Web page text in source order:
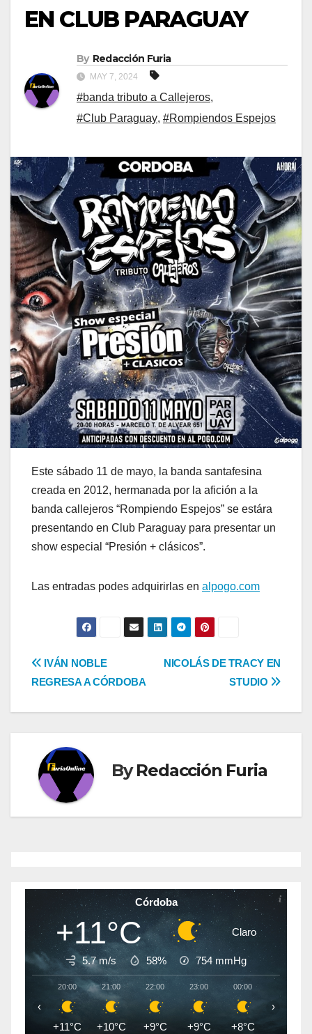
EN CLUB PARAGUAY
By Redacción Furia
MAY 7, 2024
#banda tributo a Callejeros,
#Club Paraguay, #Rompiendos Espejos
Este sábado 11 de mayo, la banda santafesina
creada en 2012, hermanada por la afición a la
banda callejeros “Rompiendo Espejos” se estára
presentando en Club Paraguay para presentar un
show especial “Presión + clásicos”.
Las entradas podes adquirirlas en alpogo.com
Navegación
NICOLÁS DE TRACY EN
STUDIO
IVÁN NOBLE
REGRESA A CÓRDOBA
ByRedacción Furia
Córdoba
+11°C Claro
5.7 m/s 58% 754 mmHg
20:00
+11°C
21:00
+10°C
22:00
+9°C
23:00
+9°C
00:00
+8°C +8°C
‹ ›